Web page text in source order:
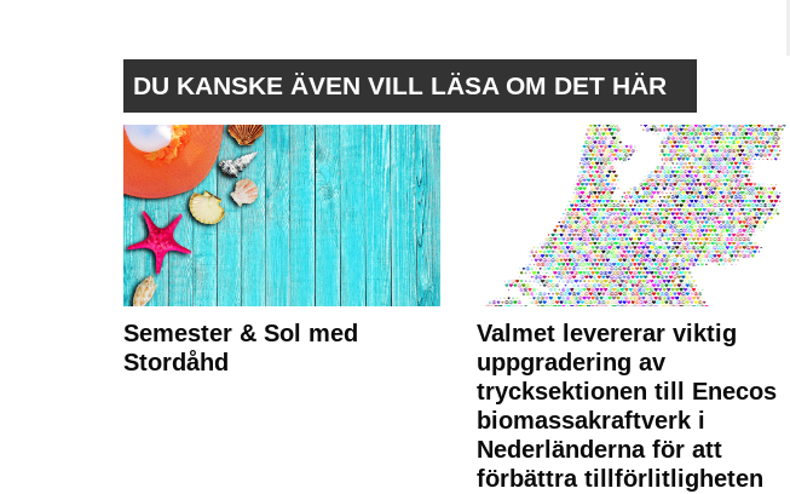
DU KANSKE ÄVEN VILL LÄSA OM DET HÄR
Semester & Sol med
Stordåhd
Valmet levererar viktig
uppgradering av
trycksektionen till Enecos
biomassakraftverk i
Nederländerna för att
förbättra tillförlitligheten